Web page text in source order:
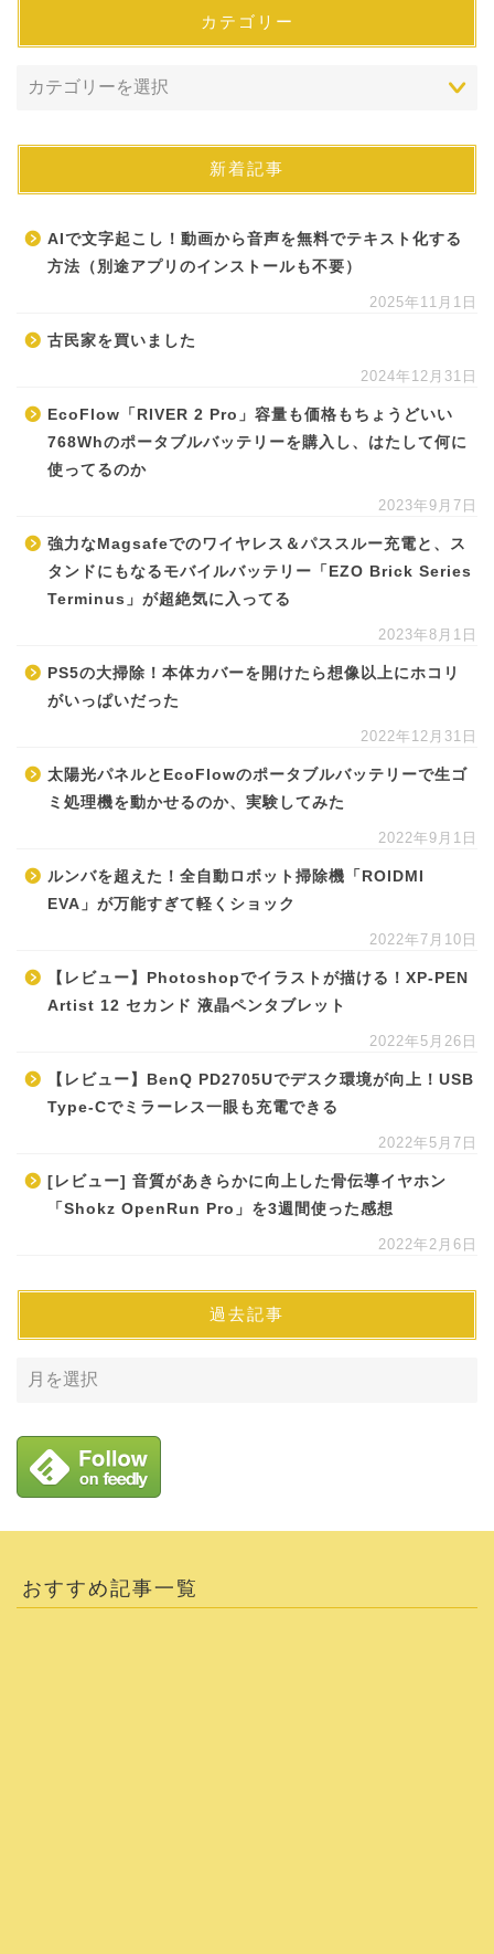
カテゴリー
新着記事
AIで文字起こし！動画から音声を無料でテキスト化する
方法（別途アプリのインストールも不要）
2025年11月1日
古民家を買いました
2024年12月31日
EcoFlow「RIVER 2 Pro」容量も価格もちょうどいい
768Whのポータブルバッテリーを購入し、はたして何に
使ってるのか
2023年9月7日
強力なMagsafeでのワイヤレス＆パススルー充電と、ス
タンドにもなるモバイルバッテリー「EZO Brick Series
Terminus」が超絶気に入ってる
2023年8月1日
PS5の大掃除！本体カバーを開けたら想像以上にホコリ
がいっぱいだった
2022年12月31日
太陽光パネルとEcoFlowのポータブルバッテリーで生ゴ
ミ処理機を動かせるのか、実験してみた
2022年9月1日
ルンバを超えた！全自動ロボット掃除機「ROIDMI
EVA」が万能すぎて軽くショック
2022年7月10日
【レビュー】Photoshopでイラストが描ける！XP-PEN
Artist 12 セカンド 液晶ペンタブレット
2022年5月26日
【レビュー】BenQ PD2705Uでデスク環境が向上！USB
Type-Cでミラーレス一眼も充電できる
2022年5月7日
[レビュー] 音質があきらかに向上した骨伝導イヤホン
「Shokz OpenRun Pro」を3週間使った感想
2022年2月6日
過去記事
おすすめ記事一覧